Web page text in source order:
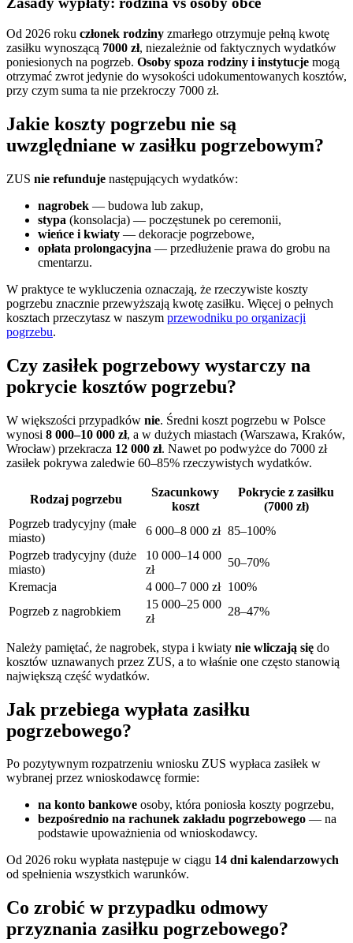
Od 2026 roku członek rodziny zmarłego otrzymuje pełną kwotę
zasiłku wynoszącą 7000 zł, niezależnie od faktycznych wydatków
poniesionych na pogrzeb. Osoby spoza rodziny i instytucje mogą
otrzymać zwrot jedynie do wysokości udokumentowanych kosztów,
przy czym suma ta nie przekroczy 7000 zł.
Jakie koszty pogrzebu nie są
uwzględniane w zasiłku pogrzebowym?
ZUS nie refunduje następujących wydatków:
nagrobek — budowa lub zakup,
stypa (konsolacja) — poczęstunek po ceremonii,
wieńce i kwiaty — dekoracje pogrzebowe,
opłata prolongacyjna — przedłużenie prawa do grobu na
cmentarzu.
W praktyce te wykluczenia oznaczają, że rzeczywiste koszty
pogrzebu znacznie przewyższają kwotę zasiłku. Więcej o pełnych
kosztach przeczytasz w naszym przewodniku po organizacji
pogrzebu.
Czy zasiłek pogrzebowy wystarczy na
pokrycie kosztów pogrzebu?
W większości przypadków nie. Średni koszt pogrzebu w Polsce
wynosi 8 000–10 000 zł, a w dużych miastach (Warszawa, Kraków,
Wrocław) przekracza 12 000 zł. Nawet po podwyżce do 7000 zł
zasiłek pokrywa zaledwie 60–85% rzeczywistych wydatków.
Rodzaj pogrzebu
Szacunkowy
koszt
Pokrycie z zasiłku
(7000 zł)
Pogrzeb tradycyjny (małe
miasto)
6 000–8 000 zł 85–100%
Pogrzeb tradycyjny (duże
miasto)
10 000–14 000
zł
50–70%
Kremacja
4 000–7 000 zł 100%
Pogrzeb z nagrobkiem
15 000–25 000
zł
28–47%
Należy pamiętać, że nagrobek, stypa i kwiaty nie wliczają się do
kosztów uznawanych przez ZUS, a to właśnie one często stanowią
największą część wydatków.
Jak przebiega wypłata zasiłku
pogrzebowego?
Po pozytywnym rozpatrzeniu wniosku ZUS wypłaca zasiłek w
wybranej przez wnioskodawcę formie:
na konto bankowe osoby, która poniosła koszty pogrzebu,
bezpośrednio na rachunek zakładu pogrzebowego — na
podstawie upoważnienia od wnioskodawcy.
Od 2026 roku wypłata następuje w ciągu 14 dni kalendarzowych
od spełnienia wszystkich warunków.
Co zrobić w przypadku odmowy
przyznania zasiłku pogrzebowego?